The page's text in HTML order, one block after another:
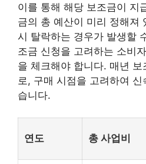
이를 통해 해당 보조금이 지
금의 총 예산이 미리 정해져
시 탈락하는 경우가 발생할
조금 신청을 고려하는 소비
을 체크해야 합니다. 매년 보
로, 구매 시점을 고려하여
습니다.
연도 총 사업비